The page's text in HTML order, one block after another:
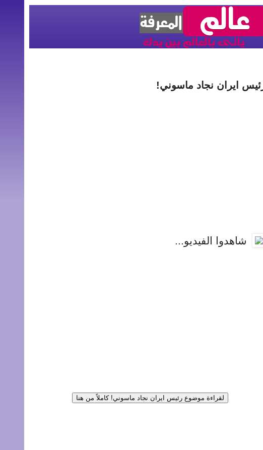
ايران نجاد ماسوني!
شاهدوا الفيديو...
لقراءة موضوع رئيس ايران نجاد ماسوني! كاملاً من هنا